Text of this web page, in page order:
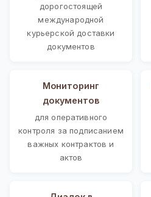
дорогостоящей
международной
курьерской доставки
документов
Мониторинг
документов
для оперативного
контроля за подписанием
важных контрактов и
актов